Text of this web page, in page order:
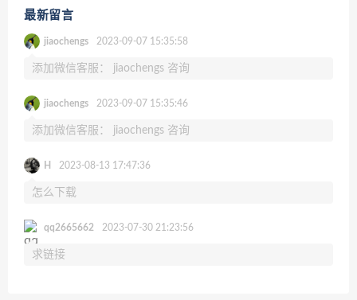
最新留言
jiaochengs 2023-09-07 15:35:58
添加微信客服： jiaochengs 咨询
jiaochengs 2023-09-07 15:35:46
添加微信客服： jiaochengs 咨询
H 2023-08-13 17:47:36
怎么下载
qq2665662 2023-07-30 21:23:56
求链接